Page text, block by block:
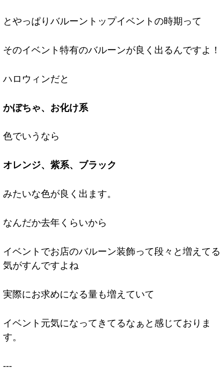
とやっぱりバルーントップイベントの時期って
そのイベント特有のバルーンが良く出るんですよ！
ハロウィンだと
かぼちゃ、お化け系
色でいうなら
オレンジ、紫系、ブラック
みたいな色が良く出ます。
なんだか去年くらいから
イベントでお店のバルーン装飾って段々と増えてる
気がすんですよね
実際にお求めになる量も増えていて
イベント元気になってきてるなぁと感じておりま
す。
---